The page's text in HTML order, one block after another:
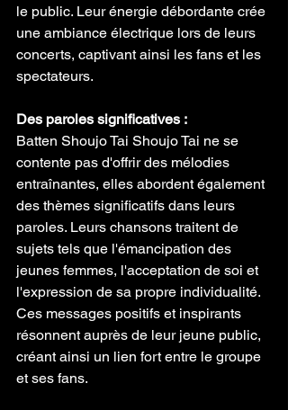
le public. Leur énergie débordante crée
une ambiance électrique lors de leurs
concerts, captivant ainsi les fans et les
spectateurs.
Des paroles significatives :
Batten Shoujo Tai Shoujo Tai ne se
contente pas d'offrir des mélodies
entraînantes, elles abordent également
des thèmes significatifs dans leurs
paroles. Leurs chansons traitent de
sujets tels que l'émancipation des
jeunes femmes, l'acceptation de soi et
l'expression de sa propre individualité.
Ces messages positifs et inspirants
résonnent auprès de leur jeune public,
créant ainsi un lien fort entre le groupe
et ses fans.